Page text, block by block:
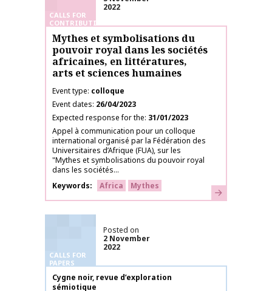
CALLS FOR
CONTRIBUTIONS
2022
Mythes et symbolisations du
pouvoir royal dans les sociétés
africaines, en littératures,
arts et sciences humaines
Event type colloque
Event dates 26/04/2023
Expected response for the 31/01/2023
Appel à communication pour un colloque
international organisé par la Fédération des
Universitaires d’Afrique (FUA), sur les
"Mythes et symbolisations du pouvoir royal
dans les sociétés...
Keywords
Africa Mythes Learn more
CALLS FOR
PAPERS
Posted on
2 November
2022
Publication name
Cygne noir, revue d’exploration
sémiotique